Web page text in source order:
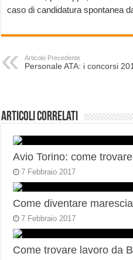
caso di candidatura spontanea
Articolo Precedente
Personale ATA: i concorsi
Articoli correlati
Avio Torino: come
7 Febbraio 2017
Come diventare
7 Febbraio 2017
Come trovare lavoro da